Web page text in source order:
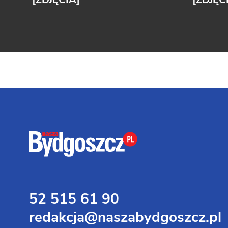
52 515 61 90
redakcja@naszabydgoszcz.pl